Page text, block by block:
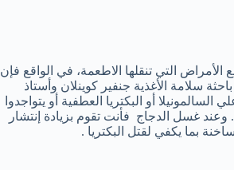
التي تنقلها الاطعمة، في الواقع فإن
سلامة الأغذية جنفير كوينلان وأستاذ
أو البكتريا العطفية أو يتواجدوا
غسل الدجاج فأنت تقوم بزيادة إنتشار
بما يكفي لقتل البكتريا .